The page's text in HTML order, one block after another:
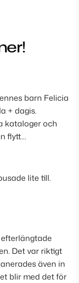
barn Felicia
+ dagis.
kataloger och
flytt…
lite till.
Det var riktigt
även in
blir med det för